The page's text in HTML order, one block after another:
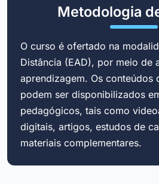
Metodologia
O curso é ofertado na
Distância (EAD), por meio de
aprendizagem. Os conteúdos
podem ser disponibilizados
pedagógicos, tais como
digitais, artigos, estudos de
materiais complementares.